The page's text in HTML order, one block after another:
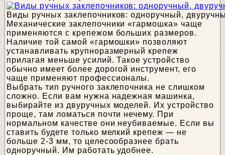
Виды ручных заклепочников: одноручный,
Механические заклепочники «гармошка» чаще
применяются с крепежом больших размеров.
Наличие той самой «гармошки» позволяют
устанавливать крупноразмерный крепеж
прилагая меньше усилий. Такое устройство
обычно имеет более дорогой инструмент, его
чаще применяют профессионалы.
Выбрать тип ручного заклепочника не слишком
сложно. Если вам нужна надежная машинка,
выбирайте из двуручных моделей. Их устройство
проще, там ломаться почти нечему. При
нормальном качестве они неубиваемые. Если вы
ставить будете только мелкий крепеж — не
больше 2-3 мм, то целесообразнее брать
одноручный. Им работать удобнее.